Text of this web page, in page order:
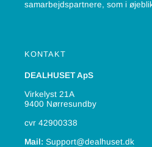
samarbejdspartnere, som i
KONTAKT
DEALHUSET ApS
Virkelyst 21A
9400 Nørresundby
cvr 42900338
Mail: Support@dealhuset.dk